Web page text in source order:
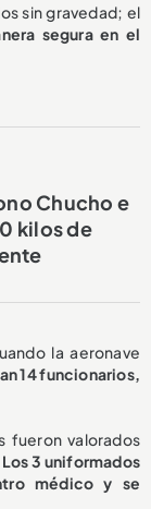
sin gravedad; el
segura en el
Chucho e
kilos de
la aeronave
14 funcionarios,
fueron valorados
Los 3 uniformados
médico y se